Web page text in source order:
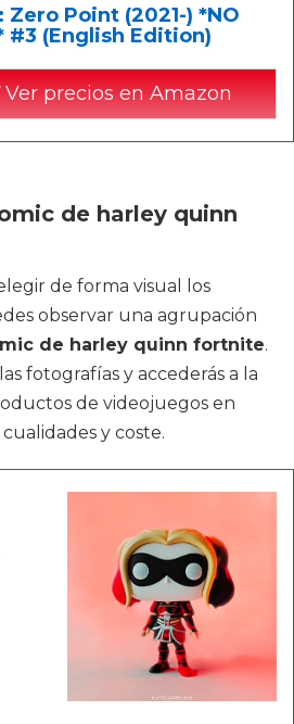
Point (2021-) *NO
#3 (English Edition)
Ver precios en Amazon
de harley quinn
de forma visual los
observar una agrupación
de harley quinn fortnite.
fotografías y accederás a la
de videojuegos en
y coste.